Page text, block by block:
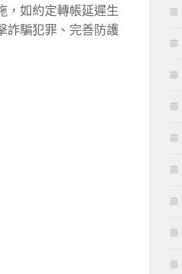
，如約定轉帳延遲生
詐騙犯罪、完善防護